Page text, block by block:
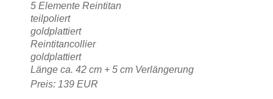
5 Elemente Reintitan
teilpoliert
goldplattiert
Reintitancollier
goldplattiert
Länge ca. 42 cm + 5 cm Verlängerung
Preis: 139 EUR